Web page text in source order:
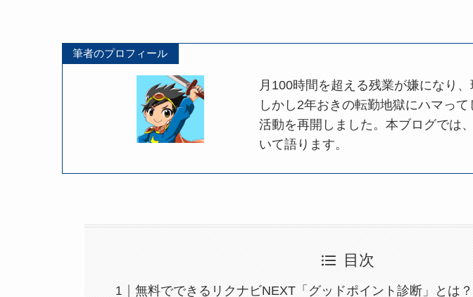
筆者のプロフィール
月100時間を超える残業が嫌になり、
しかし2年おきの転勤地獄にハマっ
活動を再開しました。本ブログでは
いて語ります。
目次
無料でできるリクナビNEXT「グッドポイント診断」とは？